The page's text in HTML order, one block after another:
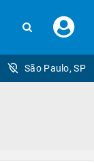
seu
São Paulo, SP